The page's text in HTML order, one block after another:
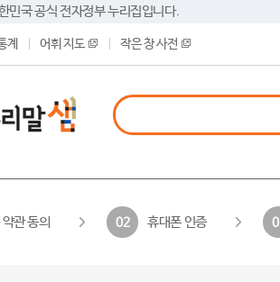
민국 공식 전자정부 누리집입니다.
계 어휘 지도 작은 창 사전
관 동의 02 휴대폰 인증